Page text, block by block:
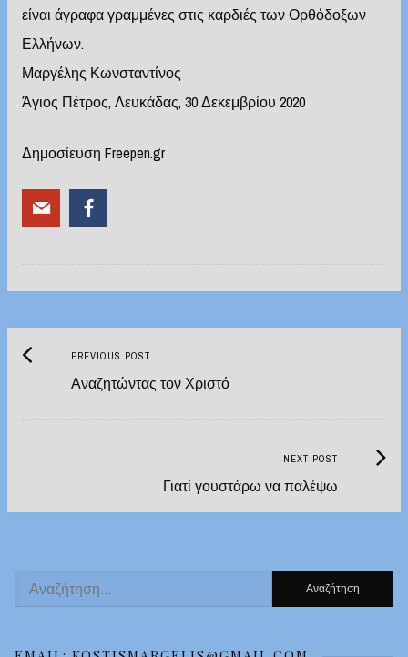
είναι άγραφα γραμμένες στις καρδιές των Ορθόδοξων
Ελλήνων.
Μαργέλης Κωνσταντίνος
Άγιος Πέτρος, Λευκάδας, 30 Δεκεμβρίου 2020
Δημοσίευση Freepen.gr
Post
navigation
PREVIOUS POSTPrevious
post:
Αναζητώντας τον Χριστό
NEXT POST
Γιατί γουστάρω να παλέψω
Next
Αναζήτηση
για: